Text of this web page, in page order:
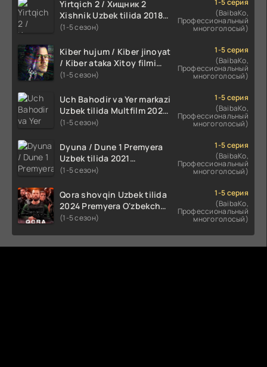
Yirtqich 2 / Хищник 2
Xishnik Uzbek tilida 2018-
2024 O'zbekcha tarjima
(1-5 сезон)
1-5 серия
(BaibaKo,
Профессиональный
многоголосый)
Kiber hujum / Kiber jinoyat
/ Kiber ataka Xitoy filmi
Uzbek tilida O'zbekcha
HD skachat
(1-5 сезон)
1-5 серия
(BaibaKo,
Профессиональный
многоголосый)
Uch Bahodir va Yer markazi
Uzbek tilida Multfilm 2025
tarjima HD skachat
(1-5 сезон)
1-5 серия
(BaibaKo,
Профессиональный
многоголосый)
Dyuna / Dune 1 Premyera
Uzbek tilida 2021
O'zbekcha tarjima kino HD
(1-5 сезон)
1-5 серия
(BaibaKo,
Профессиональный
многоголосый)
Qora shovqin Uzbek tilida
2024 Premyera O'zbekcha
tarjima kino HD skachat
(1-5 сезон)
1-5 серия
(BaibaKo,
Профессиональный
многоголосый)